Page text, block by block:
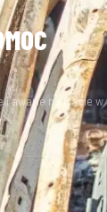
i awarie na trasie w